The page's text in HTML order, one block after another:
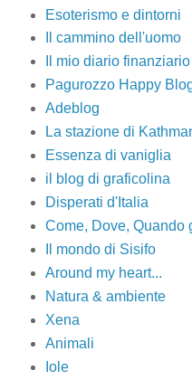
Esoterismo e dintorni
Il cammino dell'uomo
Il mio diario finanziario
Pagurozzo Happy
Adeblog
La stazione di
Essenza di vaniglia
il blog di graficolina
Disperati d'Italia
Come, Dove, Quando
Il mondo di Sisifo
Around my heart...
Natura & ambiente
Xena
Animali
Iole